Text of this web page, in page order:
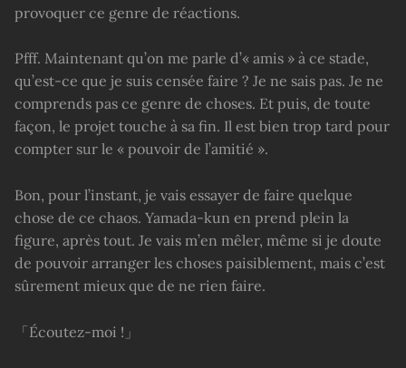
provoquer ce genre de réactions.
Pfff. Maintenant qu’on me parle d’« amis » à ce stade,
qu’est-ce que je suis censée faire ? Je ne sais pas. Je ne
comprends pas ce genre de choses. Et puis, de toute
façon, le projet touche à sa fin. Il est bien trop tard pour
compter sur le « pouvoir de l’amitié ».
Bon, pour l’instant, je vais essayer de faire quelque
chose de ce chaos. Yamada-kun en prend plein la
figure, après tout. Je vais m’en mêler, même si je doute
de pouvoir arranger les choses paisiblement, mais c’est
sûrement mieux que de ne rien faire.
「Écoutez-moi !」